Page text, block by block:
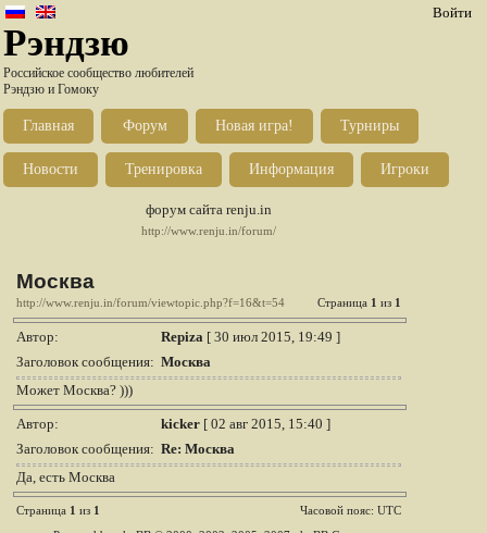
Войти
Рэндзю
Российское сообщество любителей
Рэндзю и Гомоку
Главная Форум Новая игра! Турниры
Новости Тренировка Информация Игроки
форум сайта renju.in
http://www.renju.in/forum/
Москва
http://www.renju.in/forum/viewtopic.php?f=16&t=54 Страница 1 из 1
Автор: Repiza [ 30 июл 2015, 19:49 ]
Заголовок сообщения: Москва
Может Москва? )))
Автор: kicker [ 02 авг 2015, 15:40 ]
Заголовок сообщения: Re: Москва
Да, есть Москва
Страница 1 из 1 Часовой пояс: UTC